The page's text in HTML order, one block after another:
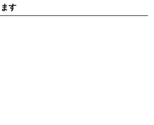
す